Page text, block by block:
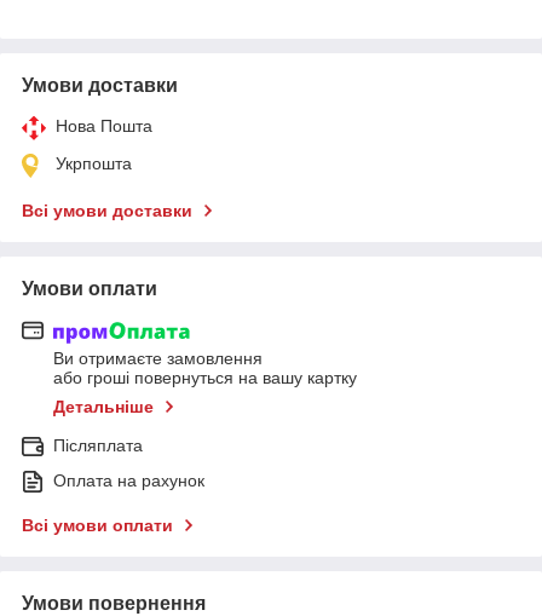
Умови доставки
Нова Пошта
Укрпошта
Всі умови доставки
Умови оплати
Ви отримаєте замовлення
або гроші повернуться на вашу картку
Детальніше
Післяплата
Оплата на рахунок
Всі умови оплати
Умови повернення